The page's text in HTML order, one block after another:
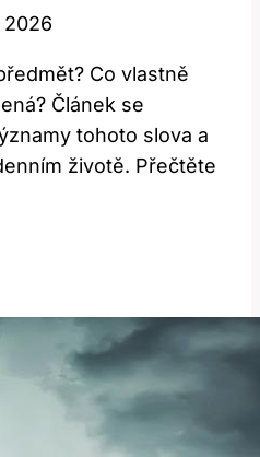
2026
Co vlastně
Článek se
tohoto slova a
životě. Přečtěte